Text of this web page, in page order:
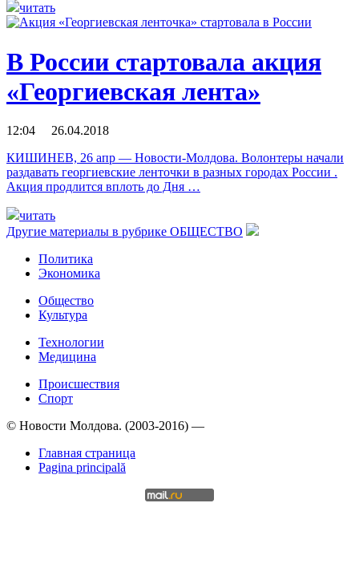
читать
В России стартовала акция
«Георгиевская лента»
12:04 26.04.2018
КИШИНЕВ, 26 апр — Новости-Молдова. Волонтеры начали
раздавать георгиевские ленточки в разных городах России .
Акция продлится вплоть до Дня …
читать
Другие материалы в рубрике ОБЩЕСТВО
Политика
Экономика
Общество
Культура
Технологии
Медицина
Происшествия
Спорт
© Новости Молдова. (2003-2016) —
Главная страница
Pagina principală